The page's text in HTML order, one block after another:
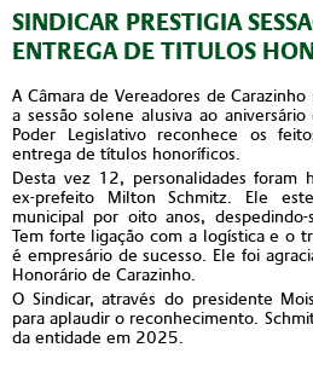
SINDICAR PRESTIGIA
ENTREGA DE TITULOS
A Câmara de Vereadores de
a sessão solene alusiva ao
Poder Legislativo reconhece os
entrega de títulos honoríficos.
Desta vez 12, personalidades foram
ex-prefeito Milton Schmitz. Ele
municipal por oito anos,
Tem forte ligação com a logística e o
é empresário de sucesso. Ele foi
Honorário de Carazinho.
O Sindicar, através do presidente
para aplaudir o reconhecimento.
da entidade em 2025.